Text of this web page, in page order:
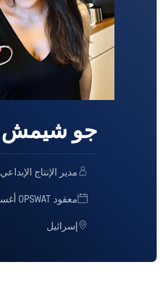
جو شيمش
مدير الإنتاج الإبداعي
معقود OPSWAT أغسطس 2022
إسرائيل